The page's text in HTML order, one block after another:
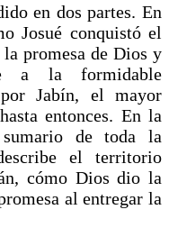
en dos partes. En
Josué conquistó el
promesa de Dios y
a la formidable
Jabín, el mayor
entonces. En la
de toda la
el territorio
cómo Dios dio la
al entregar la